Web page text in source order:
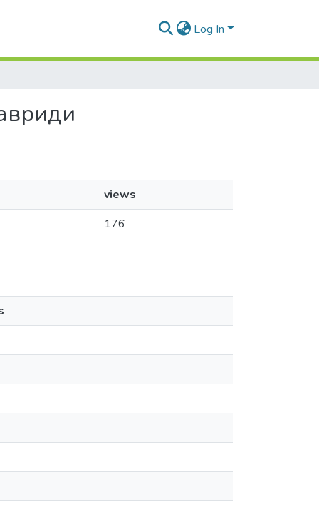
Log In
views
176